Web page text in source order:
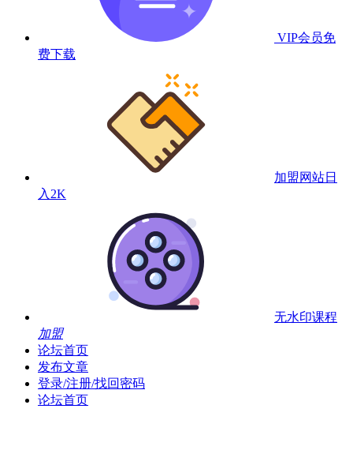
VIP会员免
费下载
加盟网站日
入2K
无水印课程
加盟
论坛首页
发布文章
登录/注册/找回密码
论坛首页